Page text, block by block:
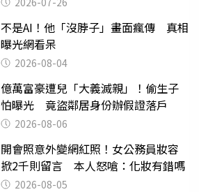
不是AI！他「沒脖子」畫面瘋傳 真相
曝光網看呆
2026-08-04
億萬富豪遭兒「大義滅親」！偷生子
怕曝光 竟盜鄰居身份辦假證落戶
2026-08-06
開會照意外變網紅照！女公務員妝容
掀2千則留言 本人怒嗆：化妝有錯嗎
2026-08-05